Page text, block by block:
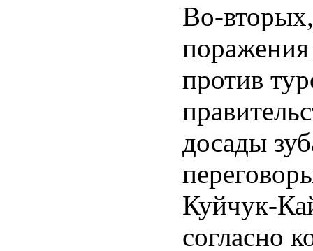
Во-
против
досады
Куйчук-
согласно